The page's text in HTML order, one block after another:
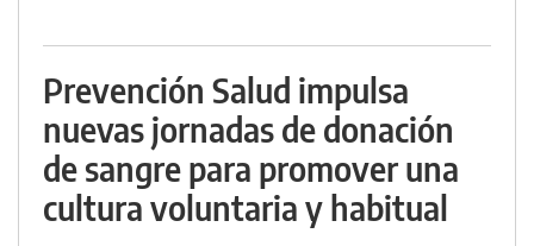
Prevención Salud impulsa
nuevas jornadas de donación
de sangre para promover una
cultura voluntaria y habitual